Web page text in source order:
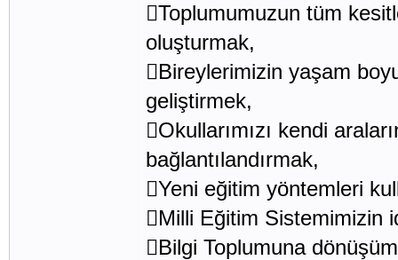
Toplumumuzun tüm
oluşturmak,
Bireylerimizin yaşam
geliştirmek,
Okullarımızı kendi
bağlantılandırmak,
Yeni eğitim yöntemleri
Milli Eğitim Sistemimizin
Bilgi Toplumuna